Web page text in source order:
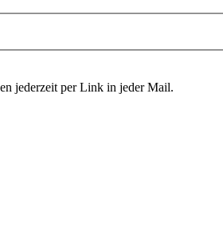
jederzeit per Link in jeder Mail.